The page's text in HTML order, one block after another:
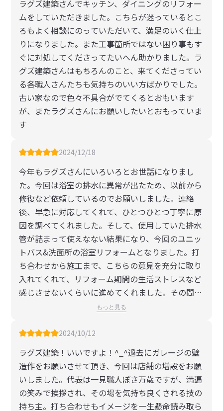
ラグズ建築さんでキッチン、ダイニングのリフォー
ムをしていただきました。こちらが迷っているとこ
ろもよく相談にのっていただいて、満足のいく仕上
りになりました。また工事箇所ではない困り事もす
ぐに対処してくださってたいへん助かりました。ラ
グズ建築さんはもちろんのこと、来てくださってい
る各職人さんたちも気持ちのいい方ばかりでした。
古い家なので色々不具合がでてくるとおもいます
が、またラグズさんにお願いしたいとおもっていま
す
2024/12/18
今年もラグズさんにいろいろとお世話になりまし
た。今回は浴室の排水に異常が出たため、以前から
修復など依頼しているのでお願いしました。連絡
後、早急に対応してくれて、ひとつひとつ丁寧に原
因を調べてくれました。そして、使用していた排水
管が詰まって使えなない結果になり、今回のユニッ
トバス&洗面所の浴室リフォームとなりました。打
ち合わせから施工まで、こちらの意見を充分に取り
入れてくれて、リフォーム期間の生活ストレスなど
感じさせないくらいに進めてくれました。その間、
施工中にいろいろとトラブルが出てきました。タイ
から雨漏りが見つかったり、壁板が浴室の湿気で腐
食してたりといろいろ悩まされました。その悩みも
良い改善策を迅速に提案してくれて、段取りも施工
も滞りなく進めてくれました。そして何より2週間
ほどで仕上げてくれました。せっかく新しい浴室な
ので、オプションで提案してくれた浴室TV、脱衣所
もっと見る
2024/10/12
ラグズ建築！いいですよ！^_^過去にガレージの壁
造作をお願いさせて頂き、今回は店舗の増設をお願
いしました。代表は一見職人ぽさ万歳ですが、満遍
の笑みで挨拶され、その場を気持ち良くされる技の
持ち主。打ち合わせもイメージを一生懸命読み取ら